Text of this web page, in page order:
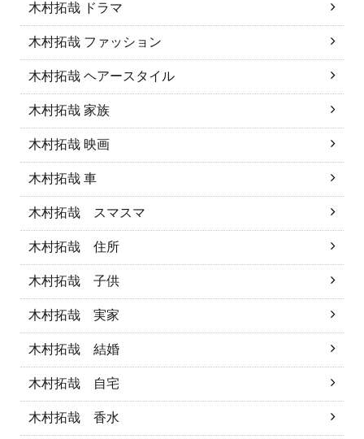
木村拓哉 ドラマ
木村拓哉 ファッション
木村拓哉 ヘアースタイル
木村拓哉 家族
木村拓哉 映画
木村拓哉 車
木村拓哉 スマスマ
木村拓哉 住所
木村拓哉 子供
木村拓哉 実家
木村拓哉 結婚
木村拓哉 自宅
木村拓哉 香水